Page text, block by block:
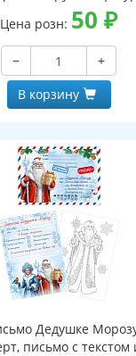
Цена розн: 50 ₽
−
+
В корзину
Дедушке
письмо с текстом